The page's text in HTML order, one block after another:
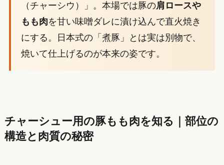
（チャーシウ）」。本場では豚の肩ロースや
もも肉を甘い味噌ダレに漬け込んで直火焼き
にする。日本式の「煮豚」とは実は別物で、
焼いて仕上げるのが本来の姿です。
チャーシュー用の豚もも肉を知る｜部位の
構造と肉質の秘密